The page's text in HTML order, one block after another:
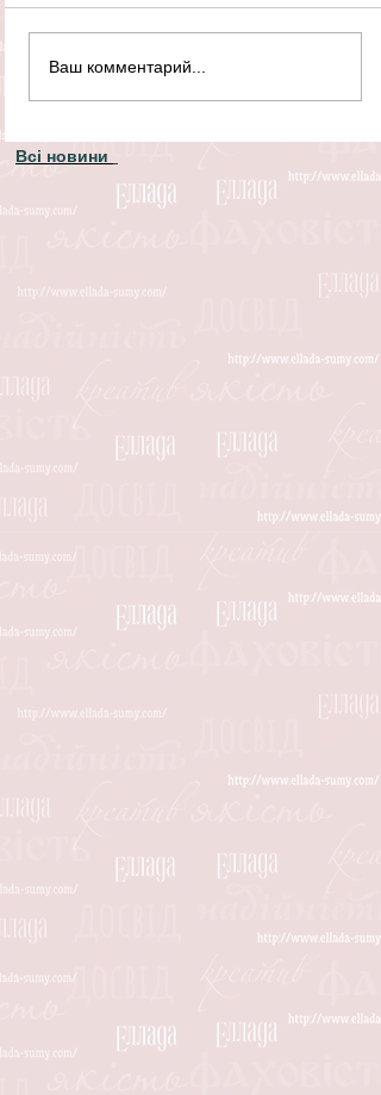
Ваш комментарий...
Всі новини